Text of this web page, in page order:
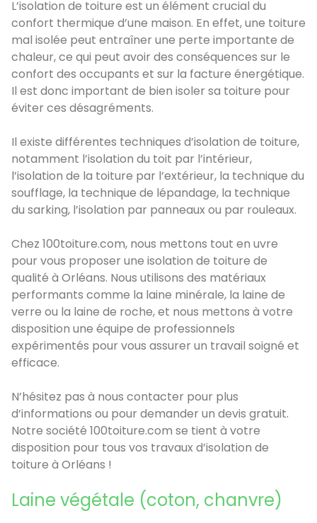
L’isolation de toiture est un élément crucial du
confort thermique d’une maison. En effet, une toiture
mal isolée peut entraîner une perte importante de
chaleur, ce qui peut avoir des conséquences sur le
confort des occupants et sur la facture énergétique.
Il est donc important de bien isoler sa toiture pour
éviter ces désagréments.
Il existe différentes techniques d’isolation de toiture,
notamment l’isolation du toit par l’intérieur,
l’isolation de la toiture par l’extérieur, la technique du
soufflage, la technique de lépandage, la technique
du sarking, l’isolation par panneaux ou par rouleaux.
Chez 100toiture.com, nous mettons tout en uvre
pour vous proposer une isolation de toiture de
qualité à Orléans. Nous utilisons des matériaux
performants comme la laine minérale, la laine de
verre ou la laine de roche, et nous mettons à votre
disposition une équipe de professionnels
expérimentés pour vous assurer un travail soigné et
efficace.
N’hésitez pas à nous contacter pour plus
d’informations ou pour demander un devis gratuit.
Notre société 100toiture.com se tient à votre
disposition pour tous vos travaux d’isolation de
toiture à Orléans !
Laine végétale (coton, chanvre)